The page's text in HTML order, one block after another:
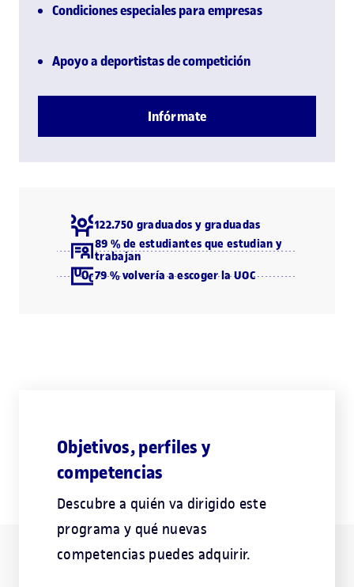
Condiciones especiales para empresas
Apoyo a deportistas de competición
Infórmate
122.750 graduados y graduadas
89 % de estudiantes que estudian y
trabajan
79 % volvería a escoger la UOC
Objetivos, perfiles y
competencias
Descubre a quién va dirigido este
programa y qué nuevas
competencias puedes adquirir.